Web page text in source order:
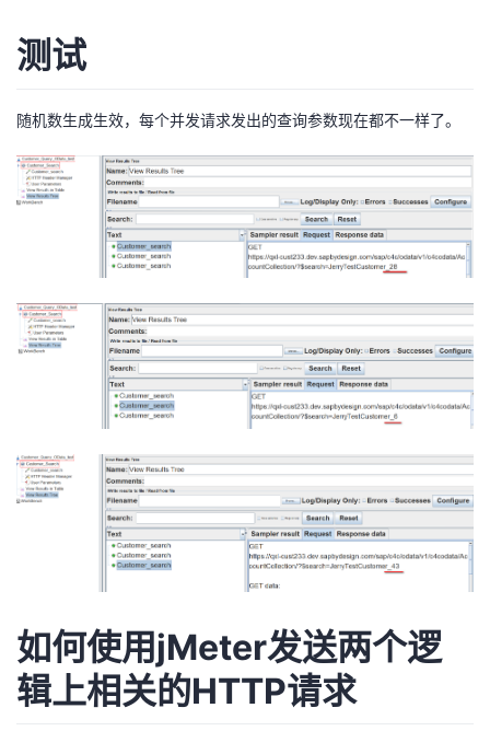
测试
随机数生成生效，每个并发请求发出的查询参数现在都不一样了。
如何使用jMeter发送两个逻
辑上相关的HTTP请求